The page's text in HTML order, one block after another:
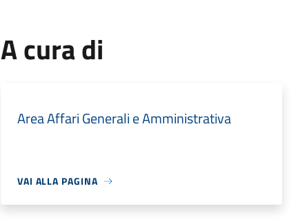
A cura di
Area Affari Generali e Amministrativa
VAI ALLA PAGINA